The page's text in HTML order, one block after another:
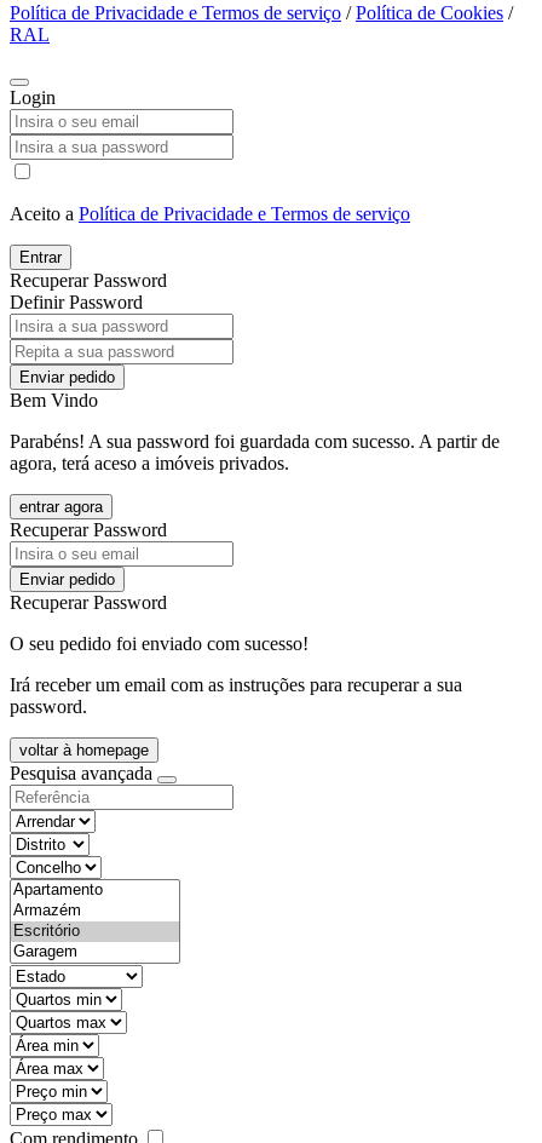
Política de Privacidade e Termos de serviço /Política de Cookies /
RAL
Login
Aceito a Política de Privacidade e Termos de serviço
Entrar
Recuperar Password
Definir Password
Enviar pedido
Bem Vindo
Parabéns! A sua password foi guardada com sucesso. A partir de
agora, terá aceso a imóveis privados.
entrar agora
Recuperar Password
Enviar pedido
Recuperar Password
O seu pedido foi enviado com sucesso!
Irá receber um email com as instruções para recuperar a sua
password.
voltar à homepage
Pesquisa avançada
objective
districtId
countyId
types
state
mintypo
maxtypo
minarea
maxarea
minprice
maxprice
Com rendimento